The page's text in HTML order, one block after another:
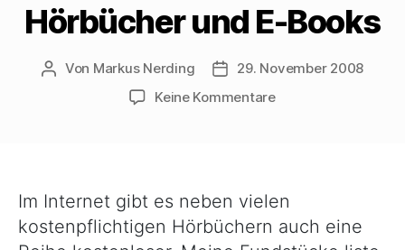
Hörbücher und E-Books
Beitragsautor
Von Markus Nerding Veröffentlichungsdatum
29. November 2008
Keine Kommentarezu
Im Internet gibt es neben vielen
kostenpflichtigen Hörbüchern auch eine